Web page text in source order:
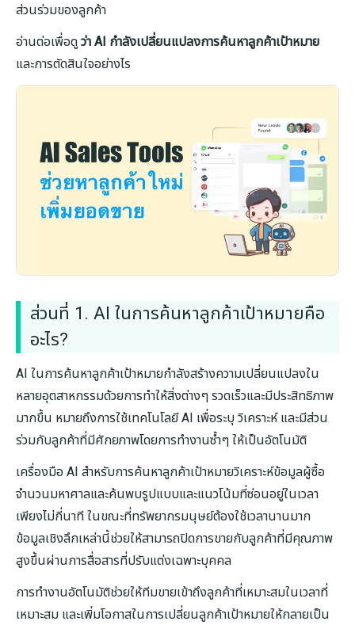
ส่วนร่วมของลูกค้า
อ่านต่อเพื่อดูว่า AI กำลังเปลี่ยนแปลงการค้นหาลูกค้าเป้าหมาย
และการตัดสินใจอย่างไร
ส่วนที่ 1. AI ในการค้นหาลูกค้าเป้าหมายคือ
อะไร?
AI ในการค้นหาลูกค้าเป้าหมายกำลังสร้างความเปลี่ยนแปลงใน
หลายอุตสาหกรรมด้วยการทำให้สิ่งต่างๆ รวดเร็วและมีประสิทธิภาพ
มากขึ้น หมายถึงการใช้เทคโนโลยี AI เพื่อระบุ วิเคราะห์ และมีส่วน
ร่วมกับลูกค้าที่มีศักยภาพโดยการทำงานซ้ำๆ ให้เป็นอัตโนมัติ
เครื่องมือ AI สำหรับการค้นหาลูกค้าเป้าหมายวิเคราะห์ข้อมูลผู้ซื้อ
จำนวนมหาศาลและค้นพบรูปแบบและแนวโน้มที่ซ่อนอยู่ในเวลา
เพียงไม่กี่นาที ในขณะที่ทรัพยากรมนุษย์ต้องใช้เวลานานมาก
ข้อมูลเชิงลึกเหล่านี้ช่วยให้สามารถปิดการขายกับลูกค้าที่มีคุณภาพ
สูงขึ้นผ่านการสื่อสารที่ปรับแต่งเฉพาะบุคคล
การทำงานอัตโนมัติช่วยให้ทีมขายเข้าถึงลูกค้าที่เหมาะสมในเวลาที่
เหมาะสม และเพิ่มโอกาสในการเปลี่ยนลูกค้าเป้าหมายให้กลายเป็น